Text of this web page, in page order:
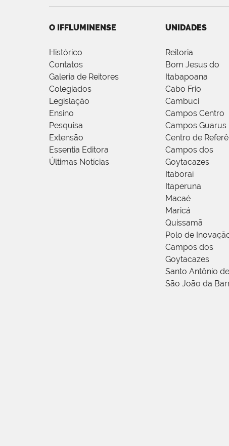
O IFFLUMINENSE
Histórico
Contatos
Galeria de Reitores
Colegiados
Legislação
Ensino
Pesquisa
Extensão
Essentia Editora
Últimas Notícias
UNIDADES
Reitoria
Bom Jesus do
Itabapoana
Cabo Frio
Cambuci
Campos Centro
Campos Guarus
Centro de
Campos dos
Goytacazes
Itaboraí
Itaperuna
Macaé
Maricá
Quissamã
Polo de
Campos dos
Goytacazes
Santo Antônio
São João da